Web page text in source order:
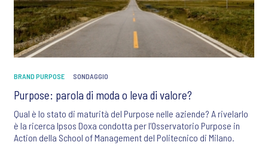
BRAND PURPOSE SONDAGGIO
Purpose: parola di moda o leva di valore?
Qual è lo stato di maturità del Purpose nelle aziende? A rivelarlo
è la ricerca Ipsos Doxa condotta per l’Osservatorio Purpose in
Action della School of Management del Politecnico di Milano.